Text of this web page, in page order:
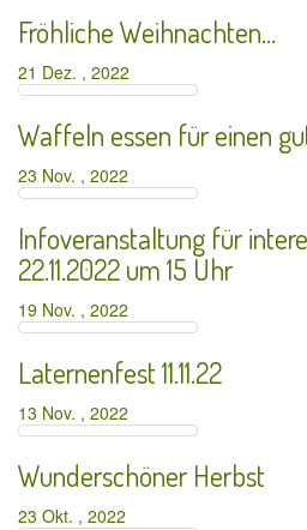
Fröhliche Weihnachten…
21 Dez. , 2022
Waffeln essen für einen
23 Nov. , 2022
Infoveranstaltung für
22.11.2022 um 15 Uhr
19 Nov. , 2022
Laternenfest 11.11.22
13 Nov. , 2022
Wunderschöner Herbst
23 Okt. , 2022